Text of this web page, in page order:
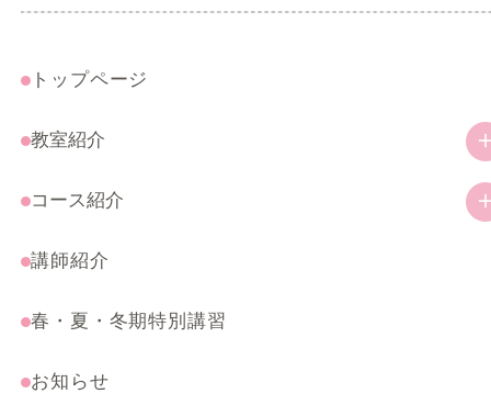
トップページ
教室紹介
教室の特徴
アクセス
コース紹介
幼児・小学生コース
受験・特別コース
まんがテクニック応用講座
講師紹介
春・夏・冬期特別講習
お知らせ